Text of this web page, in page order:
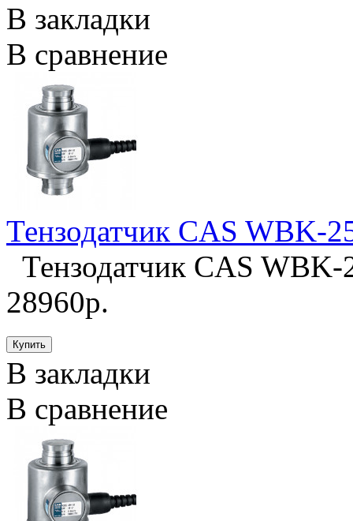
В закладки
В сравнение
Тензодатчик CAS WBK-
Тензодатчик CAS
28960р.
В закладки
В сравнение